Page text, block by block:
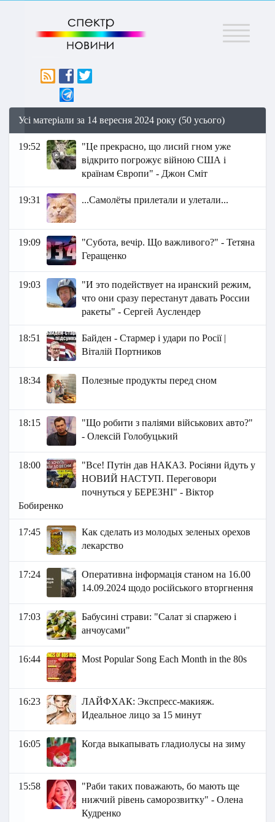
Меню
Усі матеріали за 14 вересня 2024 року (50 усього)
19:52
"Це прекрасно, що лисий гном уже
відкрито погрожує війною США і
країнам Європи" - Джон Сміт
19:31 ...Самолёты прилетали и улетали...
19:09
"Субота, вечір. Що важливого?" - Тетяна
Геращенко
19:03
"И это подействует на иранский режим,
что они сразу перестанут давать России
ракеты" - Сергей Ауслендер
18:51
Байден - Стармер і удари по Росії |
Віталій Портников
18:34 Полезные продукты перед сном
18:15
"Що робити з паліями військових авто?"
- Олексій Голобуцький
18:00
"Все! Путін дав НАКАЗ. Росіяни йдуть у
НОВИЙ НАСТУП. Переговори
почнуться у БЕРЕЗНІ" - Віктор
Бобиренко
17:45
Как сделать из молодых зеленых орехов
лекарство
17:24
Оперативна інформація станом на 16.00
14.09.2024 щодо російського вторгнення
17:03
Бабусині страви: "Салат зі спаржею і
анчоусами"
16:44 Most Popular Song Each Month in the 80s
16:23
ЛАЙФХАК: Экспресс-макияж.
Идеальное лицо за 15 минут
16:05 Когда выкапывать гладиолусы на зиму
15:58
"Раби таких поважають, бо мають ще
нижчий рівень саморозвитку" - Олена
Кудренко